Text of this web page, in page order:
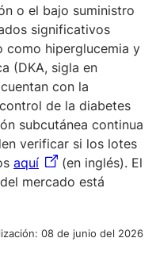
o el bajo suministro
significativos
como hiperglucemia y
(DKA, sigla en
con la
de la diabetes
subcutánea continua
verificar si los lotes
aquí
(en inglés). El
mercado está
08 de junio del 2026